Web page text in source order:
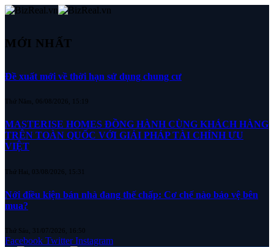
MỚI NHẤT
Đề xuất mới về thời hạn sử dụng chung cư
Thứ Năm, 06/08/2026, 15:19
MASTERISE HOMES ĐỒNG HÀNH CÙNG KHÁCH HÀNG
TRÊN TOÀN QUỐC VỚI GIẢI PHÁP TÀI CHÍNH ƯU
VIỆT
Thứ Hai, 03/08/2026, 15:31
Nới điều kiện bán nhà đang thế chấp: Cơ chế nào bảo vệ bên
mua?
Thứ Sáu, 31/07/2026, 16:50
Facebook Twitter Instagram